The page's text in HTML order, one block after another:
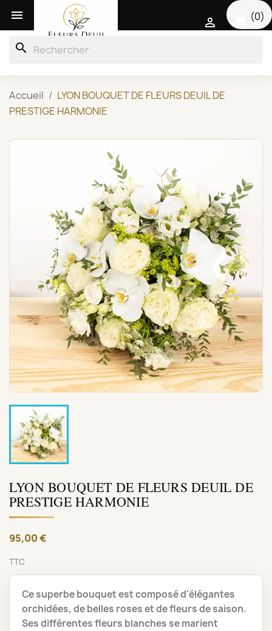
 (0)

search
Accueil
LYON BOUQUET DE FLEURS DEUIL DE
PRESTIGE HARMONIE
LYON BOUQUET DE FLEURS DEUIL DE
PRESTIGE HARMONIE
95,00 €
TTC
Ce superbe bouquet est composé d'élégantes
orchidées, de belles roses et de fleurs de saison.
Ses différentes fleurs blanches se marient